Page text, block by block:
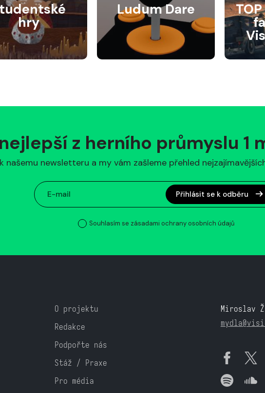
hry
Ludum Dare
z herního průmyslu 1
našemu newsletteru a my vám zašleme přehled
Přihlásit se k odběru
Souhlasím se zásadami ochrany osobních údajů
O projektu
Redakce
Podpořte nás
Stáž / Praxe
Pro média
Miroslav